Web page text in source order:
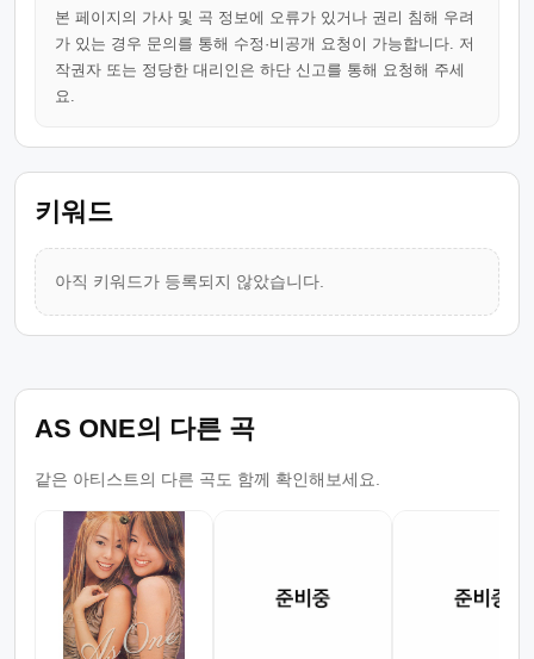
본 페이지의 가사 및 곡 정보에 오류가 있거나 권리 침해 우려
가 있는 경우 문의를 통해 수정·비공개 요청이 가능합니다. 저
작권자 또는 정당한 대리인은 하단 신고를 통해 요청해 주세
요.
키워드
아직 키워드가 등록되지 않았습니다.
AS ONE의 다른 곡
같은 아티스트의 다른 곡도 함께 확인해보세요.